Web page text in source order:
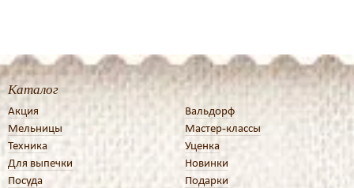
Каталог
Акция
Мельницы
Техника
Для выпечки
Посуда
Вальдорф
Мастер-классы
Уценка
Новинки
Подарки